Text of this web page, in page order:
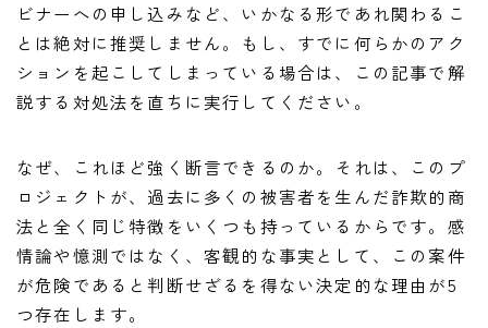
ビナーへの申し込みなど、いかなる形であれ関わるこ
とは絶対に推奨しません。もし、すでに何らかのアク
ションを起こしてしまっている場合は、この記事で解
説する対処法を直ちに実行してください。
なぜ、これほど強く断言できるのか。それは、このプ
ロジェクトが、過去に多くの被害者を生んだ詐欺的商
法と全く同じ特徴をいくつも持っているからです。感
情論や憶測ではなく、客観的な事実として、この案件
が危険であると判断せざるを得ない決定的な理由が5
つ存在します。